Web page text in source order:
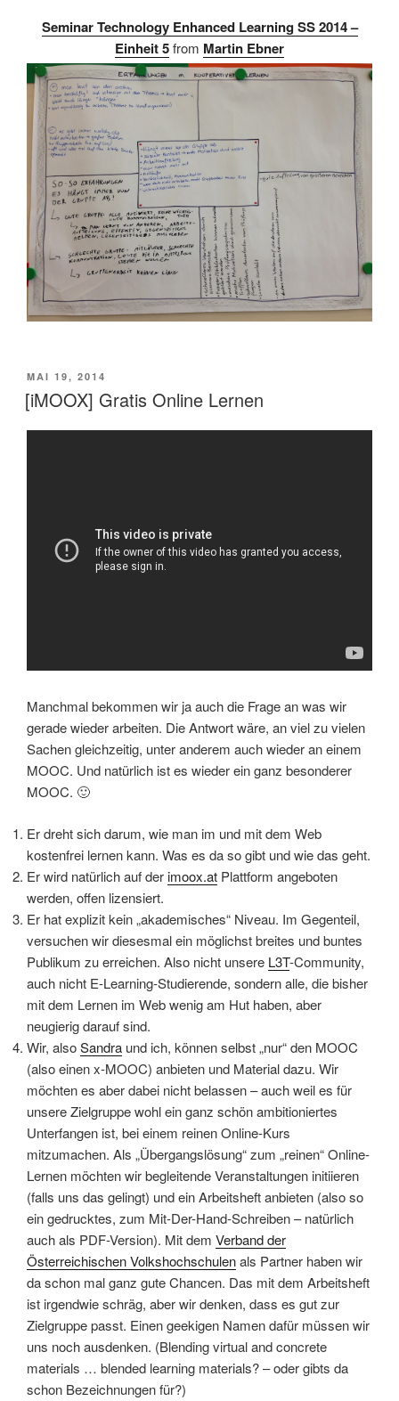
Seminar Technology Enhanced Learning SS 2014 –
Einheit 5from Martin Ebner
VERÖFFENTLICHT
AM
MAI 19, 2014
[iMOOX] Gratis Online Lernen
Manchmal bekommen wir ja auch die Frage an was wir
gerade wieder arbeiten. Die Antwort wäre, an viel zu vielen
Sachen gleichzeitig, unter anderem auch wieder an einem
MOOC. Und natürlich ist es wieder ein ganz besonderer
MOOC. 🙂
Er dreht sich darum, wie man im und mit dem Web
kostenfrei lernen kann. Was es da so gibt und wie das geht.
Er wird natürlich auf derimoox.at Plattform angeboten
werden, offen lizensiert.
Er hat explizit kein „akademisches“ Niveau. Im Gegenteil,
versuchen wir diesesmal ein möglichst breites und buntes
Publikum zu erreichen. Also nicht unsere L3T-Community,
auch nicht E-Learning-Studierende, sondern alle, die bisher
mit dem Lernen im Web wenig am Hut haben, aber
neugierig darauf sind.
Wir, alsoSandra und ich, können selbst „nur“ den MOOC
(also einen x-MOOC) anbieten und Material dazu. Wir
möchten es aber dabei nicht belassen – auch weil es für
unsere Zielgruppe wohl ein ganz schön ambitioniertes
Unterfangen ist, bei einem reinen Online-Kurs
mitzumachen. Als „Übergangslösung“ zum „reinen“ Online-
Lernen möchten wir begleitende Veranstaltungen initiieren
(falls uns das gelingt) und ein Arbeitsheft anbieten (also so
ein gedrucktes, zum Mit-Der-Hand-Schreiben – natürlich
auch als PDF-Version). Mit dem Verband der
Österreichischen Volkshochschulenals Partner haben wir
da schon mal ganz gute Chancen. Das mit dem Arbeitsheft
ist irgendwie schräg, aber wir denken, dass es gut zur
Zielgruppe passt. Einen geekigen Namen dafür müssen wir
uns noch ausdenken. (Blending virtual and concrete
materials … blended learning materials? – oder gibts da
schon Bezeichnungen für?)